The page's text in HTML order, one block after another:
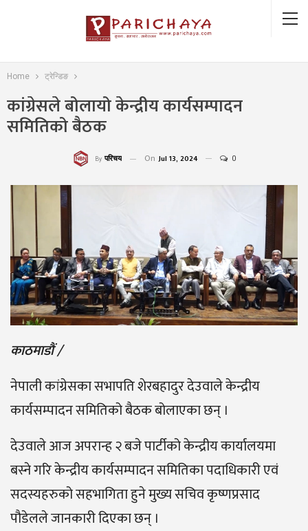
Home ट्रेन्डिङ
कांग्रेसले बोलायो केन्द्रीय कार्यसम्पादन
समितिको बैठक
By परिचय On Jul 13, 2024 0
काठमाडौं /
नेपाली कांग्रेसका सभापति शेरबहादुर देउवाले केन्द्रीय
कार्यसम्पादन समितिको बैठक बोलाएका छन् ।
देउवाले आज अपरान्ह २ बजे पार्टीको केन्द्रीय कार्यालयमा
बस्ने गरि केन्द्रीय कार्यसम्पादन समितिका पदाधिकारी एवं
सदस्यहरुको सहभागिता हुने मुख्य सचिव कृष्णप्रसाद
पौडेलले जानकारी दिएका छन् ।